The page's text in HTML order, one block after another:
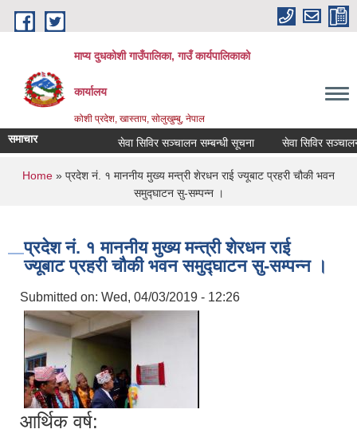
Skip to main content
माप्य दुधकोशी गाउँपालिका, गाउँ कार्यपालिकाको
कार्यालय
कोशी प्रदेश, खास्ताप, सोलुखुम्बु, नेपाल
समाचार सेवा सिविर सञ्चालन सम्बन्धी सूचना सेवा सिविर सञ्चालन
You are here
Home » प्रदेश नं. १ माननीय मुख्य मन्त्री शेरधन राई ज्यूबाट प्रहरी चौकी भवन
समुद्घाटन सु-सम्पन्न ।
प्रदेश नं. १ माननीय मुख्य मन्त्री शेरधन राई
ज्यूबाट प्रहरी चौकी भवन समुद्घाटन सु-सम्पन्न ।
Submitted on: Wed, 04/03/2019 - 12:26
आर्थिक वर्ष: